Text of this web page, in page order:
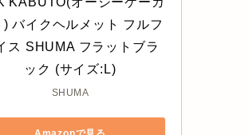
) バイクヘルメット フルフ
ス SHUMA フラットブラ
ック (サイズ:L)
SHUMA